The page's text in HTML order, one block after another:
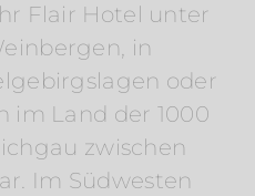
Flair Hotel unter
in
oder
im Land der 1000
zwischen
Im Südwesten